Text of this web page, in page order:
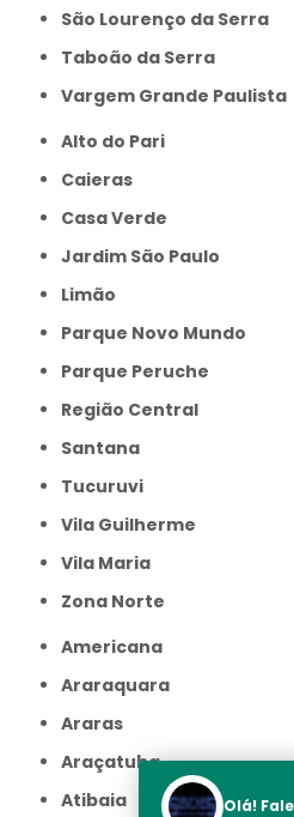
São Lourenço da Serra
Taboão da Serra
Vargem Grande Paulista
Alto do Pari
Caieras
Casa Verde
Jardim São Paulo
Limão
Parque Novo Mundo
Parque Peruche
Região Central
Santana
Tucuruvi
Vila Guilherme
Vila Maria
Zona Norte
Americana
Araraquara
Araras
Araçatuba
Atibaia
Olá!